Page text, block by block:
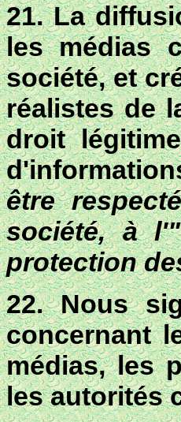
21. La
les médias
société, et
réalistes de
droit
être
société, à
protection
22. Nous
concernant
médias,les
les autorités